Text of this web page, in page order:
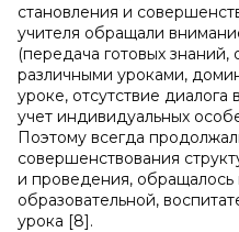
становления и
учителя обращали
(передача готовых знаний,
различными уроками,
уроке, отсутствие
учет индивидуальных
Поэтому всегда
совершенствования
и проведения, обращалось
образовательной,
урока [8].